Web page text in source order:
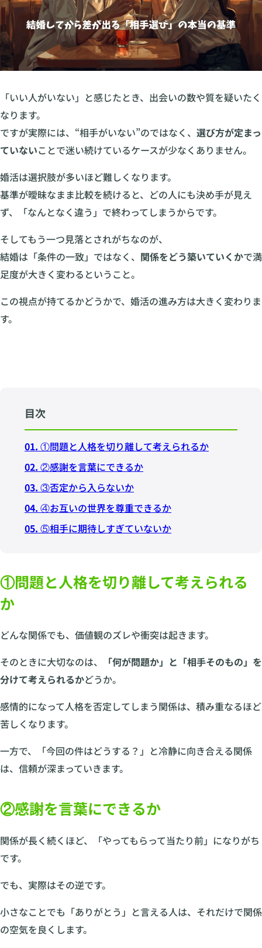
「いい人がいない」と感じたとき、出会いの数や質を疑いたく
なります。
ですが実際には、“相手がいない”のではなく、 選び方が定まっ
ていないことで迷い続けているケースが少なくありません。
婚活は選択肢が多いほど難しくなります。
基準が曖昧なまま比較を続けると、どの人にも決め手が見え
ず、「なんとなく違う」で終わってしまうからです。
そしてもう一つ見落とされがちなのが、
結婚は「条件の一致」ではなく、 関係をどう築いていくかで満
足度が大きく変わるということ。
この視点が持てるかどうかで、婚活の進み方は大きく変わりま
す。
目次
01. ①問題と人格を切り離して考えられるか
02. ②感謝を言葉にできるか
03. ③否定から入らないか
04. ④お互いの世界を尊重できるか
05. ⑤相手に期待しすぎていないか
①問題と人格を切り離して考えられる
か
どんな関係でも、価値観のズレや衝突は起きます。
そのときに大切なのは、
「何が問題か」と「相手そのもの」を
分けて考えられるかどうか。
感情的になって人格を否定してしまう関係は、積み重なるほど
苦しくなります。
一方で、「今回の件はどうする？」と冷静に向き合える関係
は、信頼が深まっていきます。
②感謝を言葉にできるか
関係が長く続くほど、「やってもらって当たり前」になりがち
です。
でも、実際はその逆です。
小さなことでも「ありがとう」と言える人は、それだけで関係
の空気を良くします。